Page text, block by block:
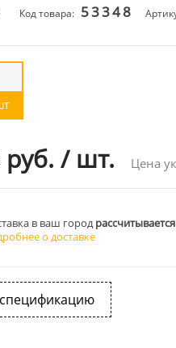
Код товара: 53348
/ шт. Цена
в ваш городрассчитывается
о доставке